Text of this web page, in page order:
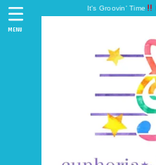
It's Groovin' Time
MENU